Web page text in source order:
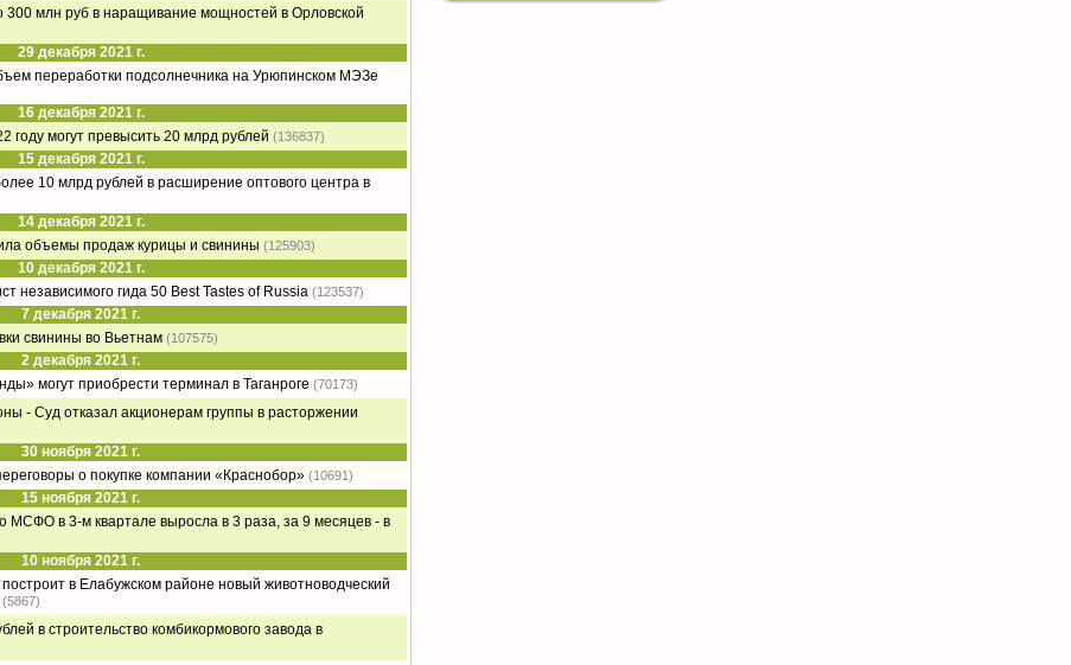
300 млн руб в наращивание мощностей в Орловской
29 декабря 2021 г.
переработки подсолнечника на Урюпинском МЭЗе
16 декабря 2021 г.
году могут превысить 20 млрд рублей (136837)
15 декабря 2021 г.
10 млрд рублей в расширение оптового центра в
14 декабря 2021 г.
объемы продаж курицы и свинины (125903)
10 декабря 2021 г.
независимого гида 50 Best Tastes of Russia (123537)
7 декабря 2021 г.
свинины во Вьетнам (107575)
2 декабря 2021 г.
могут приобрести терминал в Таганроге (70173)
- Суд отказал акционерам группы в расторжении
30 ноября 2021 г.
о покупке компании «Краснобор» (10691)
15 ноября 2021 г.
МСФО в 3-м квартале выросла в 3 раза, за 9 месяцев - в
10 ноября 2021 г.
в Елабужском районе новый животноводческий
(5867)
в строительство комбикормового завода в